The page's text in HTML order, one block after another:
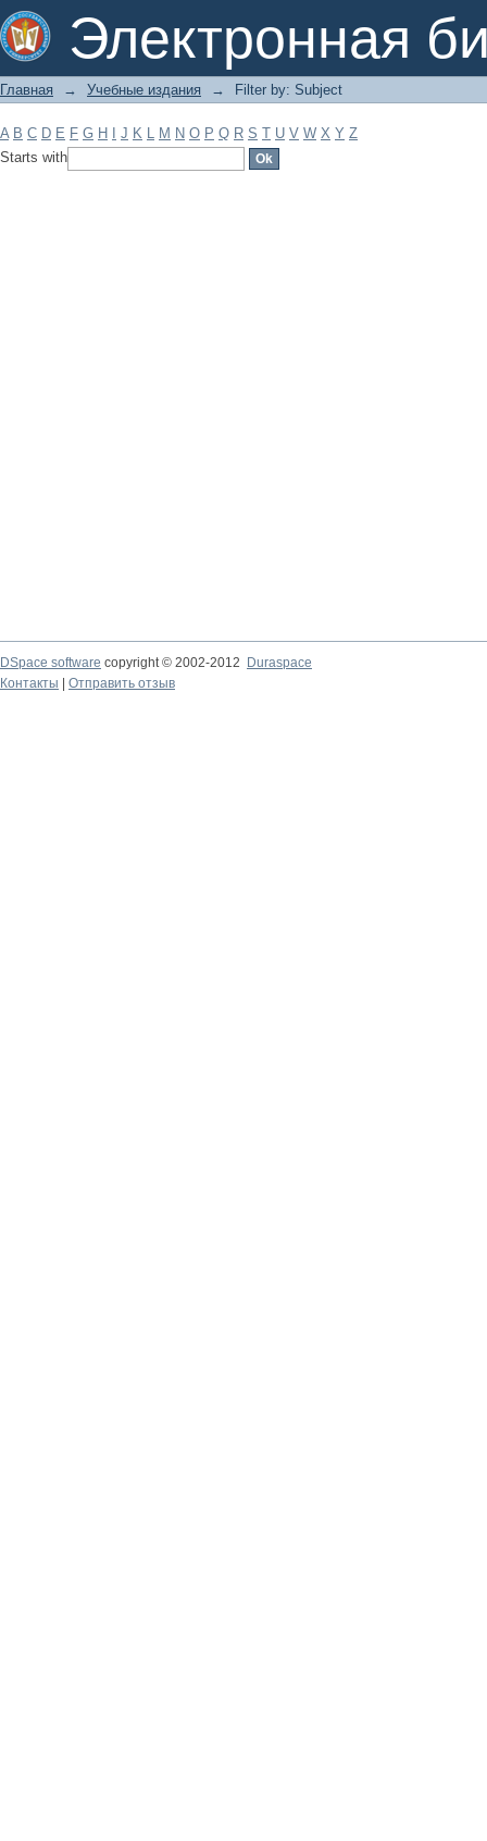
Электронная
Filter by: Subject
Главная → Учебные издания → Filter by: Subject
A B C D E F G H J K L M N O P Q R S T U V W X Y Z
Starts with
DSpace software copyright © 2002-2012
Duraspace
Контакты
Отправить отзыв